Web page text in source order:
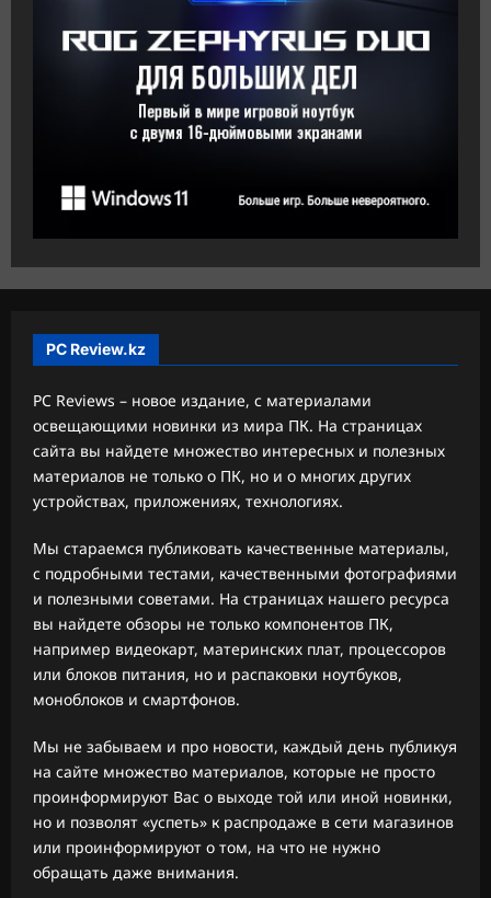
PC Review.kz
PC Reviews – новое издание, с материалами
освещающими новинки из мира ПК. На страницах
сайта вы найдете множество интересных и полезных
материалов не только о ПК, но и о многих других
устройствах, приложениях, технологиях.
Мы стараемся публиковать качественные материалы,
с подробными тестами, качественными фотографиями
и полезными советами. На страницах нашего ресурса
вы найдете обзоры не только компонентов ПК,
например видеокарт, материнских плат, процессоров
или блоков питания, но и распаковки ноутбуков,
моноблоков и смартфонов.
Мы не забываем и про новости, каждый день публикуя
на сайте множество материалов, которые не просто
проинформируют Вас о выходе той или иной новинки,
но и позволят «успеть» к распродаже в сети магазинов
или проинформируют о том, на что не нужно
обращать даже внимания.